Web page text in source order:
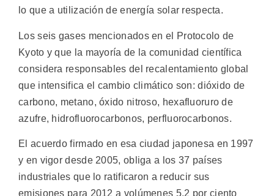
lo que a utilización de energía solar respecta.
Los seis gases mencionados en el Protocolo de
Kyoto y que la mayoría de la comunidad científica
considera responsables del recalentamiento global
que intensifica el cambio climático son: dióxido de
carbono, metano, óxido nitroso, hexafluoruro de
azufre, hidrofluorocarbonos, perfluorocarbonos.
El acuerdo firmado en esa ciudad japonesa en 1997
y en vigor desde 2005, obliga a los 37 países
industriales que lo ratificaron a reducir sus
emisiones para 2012 a volúmenes 5,2 por ciento